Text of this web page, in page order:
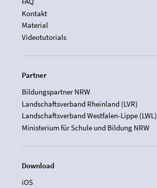
Kontakt
Material
Videotutorials
Partner
Bildungspartner NRW
Landschaftsverband Rheinland (LVR)
Landschaftsverband Westfalen-Lippe (LWL)
Ministerium für Schule und Bildung NRW
Download
iOS